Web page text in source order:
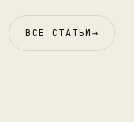
ВСЕ СТАТЬИ→